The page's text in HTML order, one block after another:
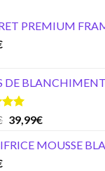
PREMIUM
DE BLANCHIMENT
Original
was:
39,99€Current
is:
MOUSSE